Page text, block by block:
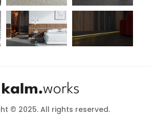
© 2025. All rights reserved.